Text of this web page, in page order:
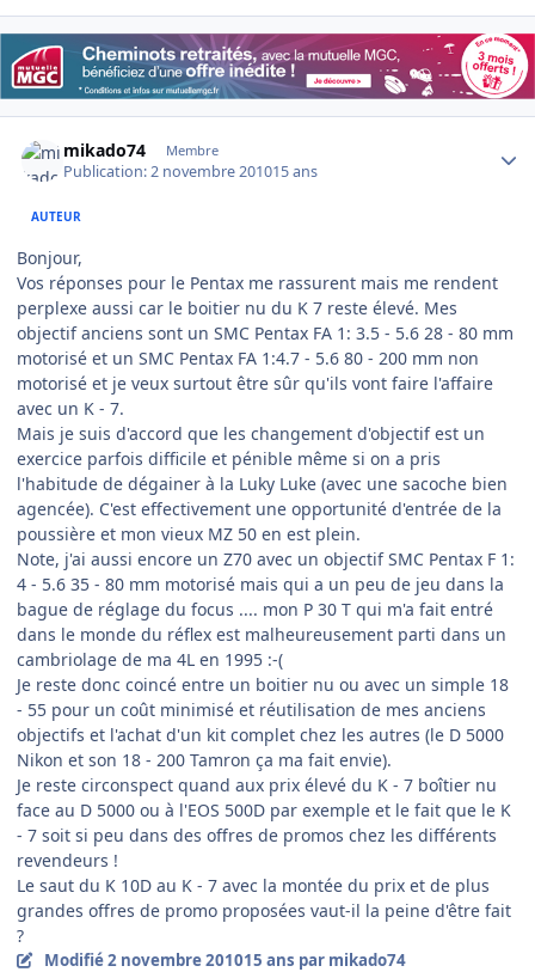
mikado74 Membre
Publication:2 novembre 201015 ans
AUTEUR
Bonjour,
Vos réponses pour le Pentax me rassurent mais me rendent
perplexe aussi car le boitier nu du K 7 reste élevé. Mes
objectif anciens sont un SMC Pentax FA 1: 3.5 - 5.6 28 - 80 mm
motorisé et un SMC Pentax FA 1:4.7 - 5.6 80 - 200 mm non
motorisé et je veux surtout être sûr qu'ils vont faire l'affaire
avec un K - 7.
Mais je suis d'accord que les changement d'objectif est un
exercice parfois difficile et pénible même si on a pris
l'habitude de dégainer à la Luky Luke (avec une sacoche bien
agencée). C'est effectivement une opportunité d'entrée de la
poussière et mon vieux MZ 50 en est plein.
Note, j'ai aussi encore un Z70 avec un objectif SMC Pentax F 1:
4 - 5.6 35 - 80 mm motorisé mais qui a un peu de jeu dans la
bague de réglage du focus .... mon P 30 T qui m'a fait entré
dans le monde du réflex est malheureusement parti dans un
cambriolage de ma 4L en 1995 :-(
Je reste donc coincé entre un boitier nu ou avec un simple 18
- 55 pour un coût minimisé et réutilisation de mes anciens
objectifs et l'achat d'un kit complet chez les autres (le D 5000
Nikon et son 18 - 200 Tamron ça ma fait envie).
Je reste circonspect quand aux prix élevé du K - 7 boîtier nu
face au D 5000 ou à l'EOS 500D par exemple et le fait que le K
- 7 soit si peu dans des offres de promos chez les différents
revendeurs !
Le saut du K 10D au K - 7 avec la montée du prix et de plus
grandes offres de promo proposées vaut-il la peine d'être fait
?
Modifié2 novembre 201015 ans par mikado74